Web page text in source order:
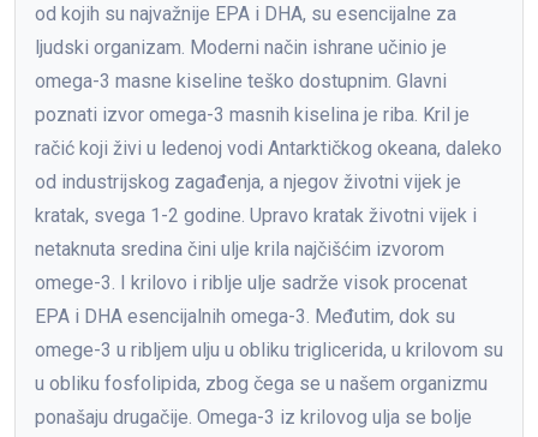
od kojih su najvažnije EPA i DHA, su esencijalne za
ljudski organizam. Moderni način ishrane učinio je
omega-3 masne kiseline teško dostupnim. Glavni
poznati izvor omega-3 masnih kiselina je riba. Kril je
račić koji živi u ledenoj vodi Antarktičkog okeana, daleko
od industrijskog zagađenja, a njegov životni vijek je
kratak, svega 1-2 godine. Upravo kratak životni vijek i
netaknuta sredina čini ulje krila najčišćim izvorom
omege-3. I krilovo i riblje ulje sadrže visok procenat
EPA i DHA esencijalnih omega-3. Međutim, dok su
omege-3 u ribljem ulju u obliku triglicerida, u krilovom su
u obliku fosfolipida, zbog čega se u našem organizmu
ponašaju drugačije. Omega-3 iz krilovog ulja se bolje